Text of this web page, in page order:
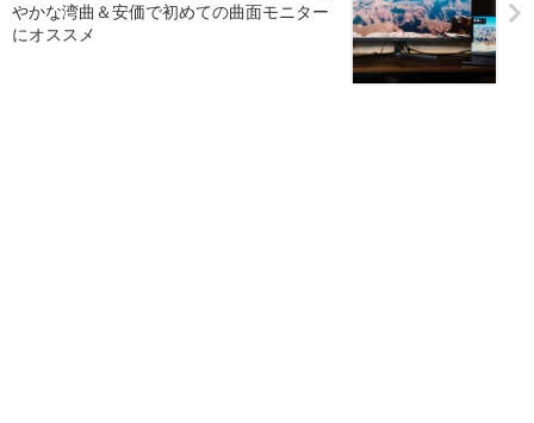
やかな湾曲＆安価で初めての曲面モニター
にオススメ